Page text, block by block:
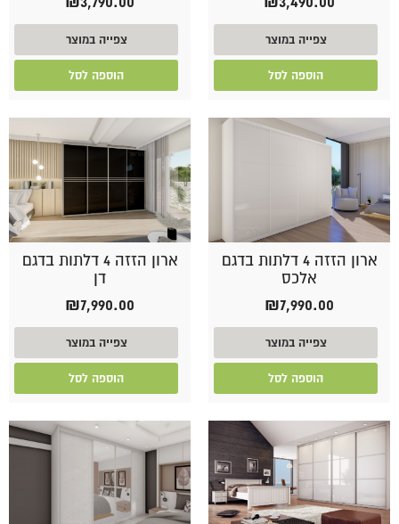
צפייה במוצר
הוספה לסל
צפייה במוצר
הוספה לסל
ארון הזזה 4 דלתות בדגם
אלכס
₪7,990.00
צפייה במוצר
הוספה לסל
ארון הזזה 4 דלתות בדגם
דן
₪7,990.00
צפייה במוצר
הוספה לסל